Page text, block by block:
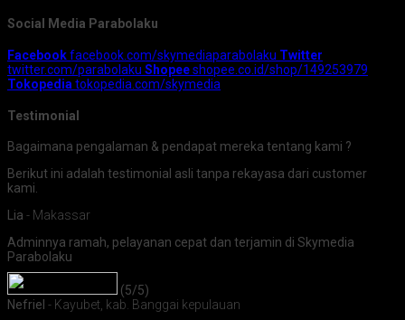
Social Media Parabolaku
Facebookfacebook.com/skymediaparabolaku Twitter
twitter.com/parabolaku Shopeeshopee.co.id/shop/149253979
Tokopedia tokopedia.com/skymedia
Testimonial
Bagaimana pengalaman & pendapat mereka tentang kami ?
Berikut ini adalah testimonial asli tanpa rekayasa dari customer
kami.
Lia - Makassar
Adminnya ramah, pelayanan cepat dan terjamin di Skymedia
Parabolaku
(5/5)
Nefriel - Kayubet, kab. Banggai kepulauan